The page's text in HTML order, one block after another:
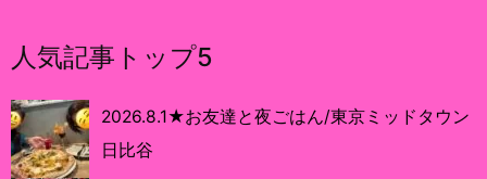
人気記事トップ5
2026.8.1★お友達と夜ごはん/東京ミッドタウン
日比谷